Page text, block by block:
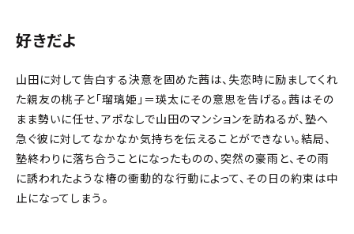
好きだよ
山田に対して告白する決意を固めた茜は、失恋時に励ましてくれ
た親友の桃子と「瑠璃姫」＝瑛太にその意思を告げる。茜はその
まま勢いに任せ、アポなしで山田のマンションを訪ねるが、塾へ
急ぐ彼に対してなかなか気持ちを伝えることができない。結局、
塾終わりに落ち合うことになったものの、突然の豪雨と、その雨
に誘われたような椿の衝動的な行動によって、その日の約束は中
止になってしまう――。